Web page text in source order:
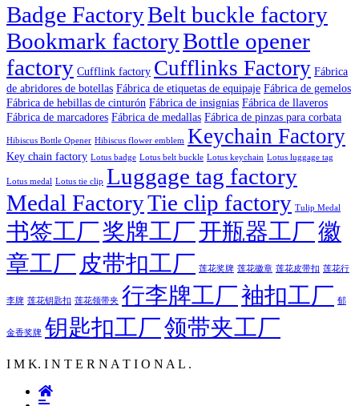
Badge FactoryBelt buckle factory
Bookmark factoryBottle opener
factory Cufflink factory Cufflinks Factory Fábrica
de abridores de botellas Fábrica de etiquetas de equipaje Fábrica de gemelos
Fábrica de hebillas de cinturón Fábrica de insignias Fábrica de llaveros
Fábrica de marcadores Fábrica de medallas Fábrica de pinzas para corbata
Hibiscus Bottle Opener Hibiscus flower emblem Keychain Factory
Key chain factory Lotus badge Lotus belt buckle Lotus keychain Lotus luggage tag
Lotus medal Lotus tie clip Luggage tag factory
Medal FactoryTie clip factory Tulip Medal
书签工厂奖牌工厂开瓶器工厂徽
章工厂 皮带扣工厂 莲花奖牌 莲花徽章 莲花皮带扣 莲花行
李牌 莲花钥匙扣 莲花领带夹 行李牌工厂袖扣工厂 郁
金香奖牌 钥匙扣工厂领带夹工厂
I M K. I N T E R N A T I O N A L .